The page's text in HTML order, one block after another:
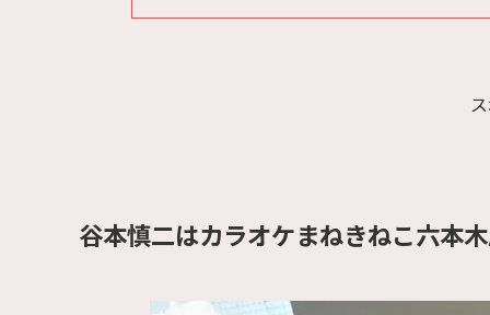
谷本慎二はカラオケまねきねこ六本